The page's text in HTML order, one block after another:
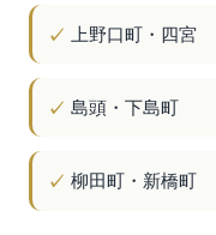
上野口町・四宮
島頭・下島町
柳田町・新橋町